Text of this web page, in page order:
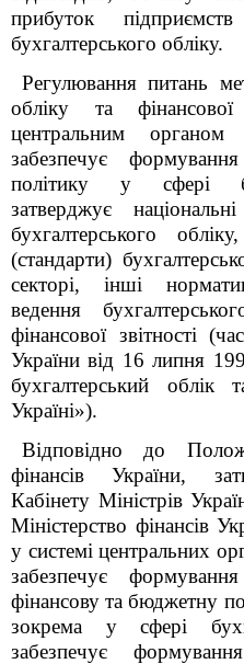
прибуток
бухгалтерського обліку.
Регулювання питань
обліку та фінансової
центральним
забезпечує
політику у сфері
затверджує
бухгалтерського
(стандарти)
секторі, інші
ведення
фінансової звітності
України від 16 липня
бухгалтерський облік
Україні»).
Відповідно до
фінансів України,
Кабінету Міністрів
Міністерство фінансів
у системі центральних
забезпечує
фінансову та бюджетну
зокрема у сфері
забезпечує